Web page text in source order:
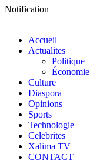
Notification
Accueil
Actualites
Politique
Économie
Culture
Diaspora
Opinions
Sports
Technologie
Celebrites
Xalima TV
CONTACT